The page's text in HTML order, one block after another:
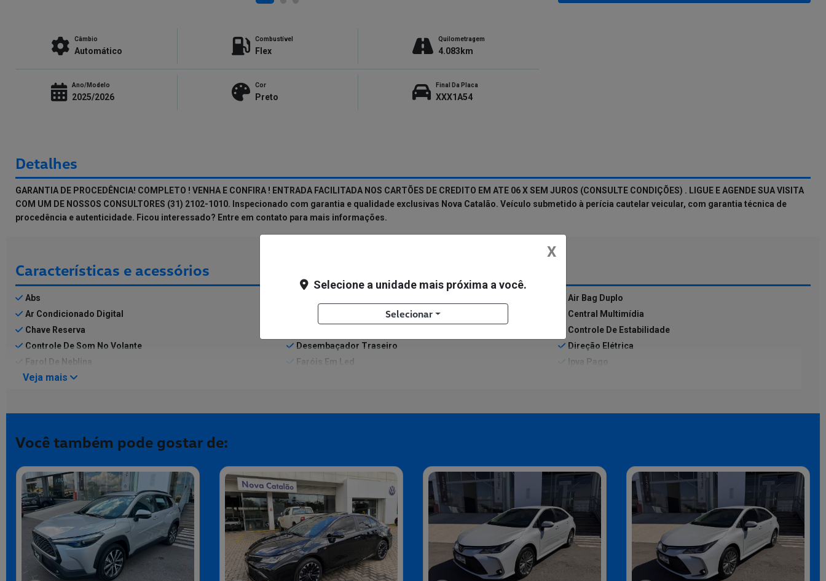
Câmbio
Automático
Combustível
Flex
Quilometragem
4.083km
Ano/Modelo
2025/2026
Cor
Preto
Final Da Placa
XXX1A54
Detalhes
GARANTIA DE PROCEDÊNCIA! COMPLETO ! VENHA E CONFIRA ! ENTRADA FACILITADA NOS CARTÕES DE CREDITO EM ATE 06 X SEM JUROS (CONSULTE CONDIÇÕES) . LIGUE E AGENDE SUA VISITA
COM UM DE NOSSOS CONSULTORES (31) 2102-1010. Inspecionado com garantia e qualidade exclusivas Nova Catalão. Veículo submetido à perícia cautelar veicular, com garantia técnica de
procedência e autenticidade. Ficou interessado? Entre em contato para mais informações.
Características e acessórios
Abs
Air Bag Duplo
Ar Condicionado Digital
Central Multimídia
Chave Reserva
Controle De Estabilidade
Controle De Som No Volante
Desembaçador Traseiro
Direção Elétrica
Farol De Neblina
Faróis Em Led Ipva Pago
Veja mais
Você também pode gostar de:
X
Selecione a unidade mais próxima a você.
Selecionar